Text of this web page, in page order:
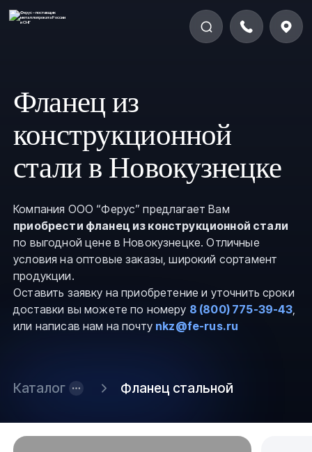
Фланец из
конструкционной
стали в Новокузнецке
Компания ООО “Ферус” предлагает Вам
приобрести фланец из конструкционной стали
по выгодной цене в Новокузнецке. Отличные
условия на оптовые заказы, широкий сортамент
продукции.
Оставить заявку на приобретение и уточнить сроки
доставки вы можете по номеру 8 (800) 775-39-43,
или написав нам на почту nkz@fe-rus.ru
Каталог Фланец стальной